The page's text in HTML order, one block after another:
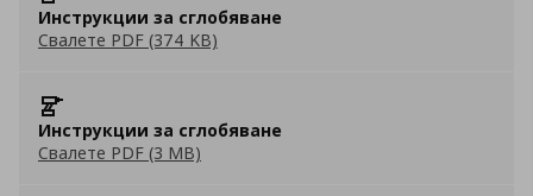
Инструкции за сглобяване
Свалете PDF (374 KB)
Инструкции за сглобяване
Свалете PDF (3 MB)